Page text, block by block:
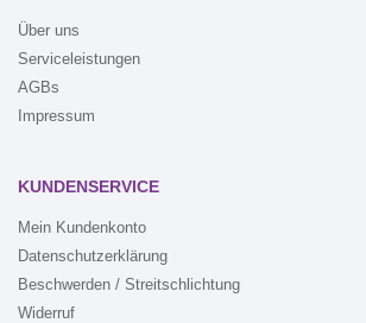
Über uns
Serviceleistungen
AGBs
Impressum
KUNDENSERVICE
Mein Kundenkonto
Datenschutzerklärung
Beschwerden / Streitschlichtung
Widerruf